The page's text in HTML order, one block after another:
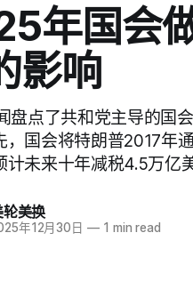
年国会
影响
盘点了共和党主导的国
，国会将特朗普2017年
计未来十年减税4.5万亿
轮美换
年12月30日 —1 min read